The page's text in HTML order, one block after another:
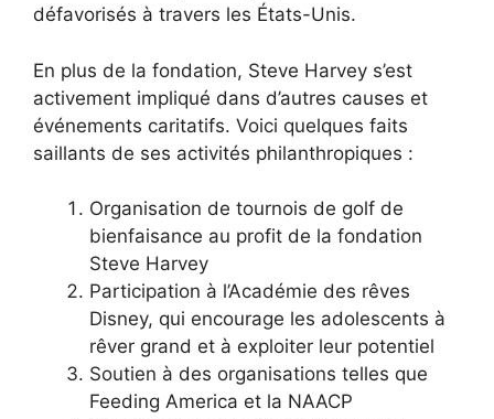
défavorisés à travers les États-Unis.
En plus de la fondation, Steve Harvey s’est
activement impliqué dans d’autres causes et
événements caritatifs. Voici quelques faits
saillants de ses activités philanthropiques :
Organisation de tournois de golf de
bienfaisance au profit de la fondation
Steve Harvey
Participation à l’Académie des rêves
Disney, qui encourage les adolescents à
rêver grand et à exploiter leur potentiel
Soutien à des organisations telles que
Feeding America et la NAACP